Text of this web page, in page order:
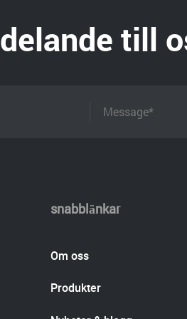
till
snabblänkar
Om oss
Produkter